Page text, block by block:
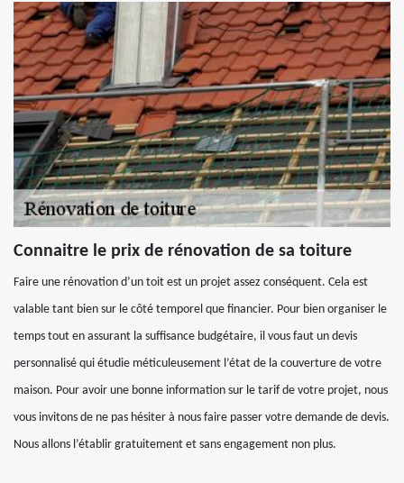
Connaitre le prix de rénovation de sa toiture
Faire une rénovation d’un toit est un projet assez conséquent. Cela est
valable tant bien sur le côté temporel que financier. Pour bien organiser le
temps tout en assurant la suffisance budgétaire, il vous faut un devis
personnalisé qui étudie méticuleusement l’état de la couverture de votre
maison. Pour avoir une bonne information sur le tarif de votre projet, nous
vous invitons de ne pas hésiter à nous faire passer votre demande de devis.
Nous allons l’établir gratuitement et sans engagement non plus.